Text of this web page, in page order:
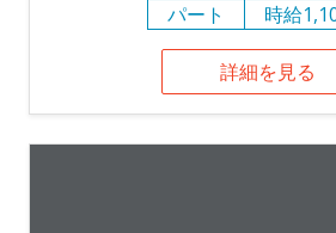
パート
時給
詳細を見る